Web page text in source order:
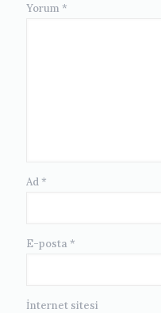
Yorum *
Ad *
E-posta *
İnternet sitesi